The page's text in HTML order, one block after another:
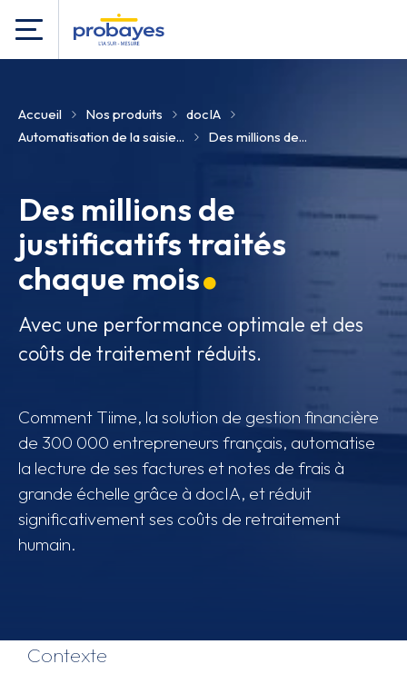
Accueil Nos produits
docIA
Automatisation de la saisie...
Des millions de...
Des millions de
justificatifs traités
chaque mois
Avec une performance optimale et des
coûts de traitement réduits.
Comment Tiime, la solution de gestion financière
de 300 000 entrepreneurs français, automatise
la lecture de ses factures et notes de frais à
grande échelle grâce à docIA, et réduit
significativement ses coûts de retraitement
humain.
Contexte